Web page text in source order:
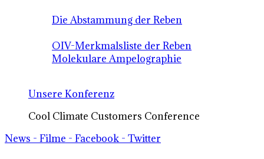
Die Abstammung der Reben
OIV-Merkmalsliste der Reben
Molekulare Ampelographie
Unsere Konferenz
Cool Climate Customers Conference
News - Filme - Facebook - Twitter